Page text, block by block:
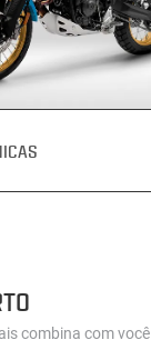
combina com você